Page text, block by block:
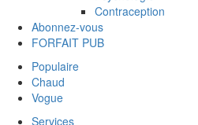
Contraception
Abonnez-vous
FORFAIT PUB
Populaire
Chaud
Vogue
Services